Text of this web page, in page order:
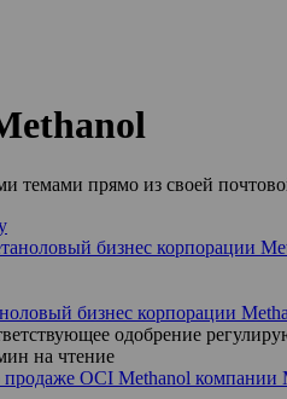
темами прямо из своей
бизнес корпорации
одобрение
на чтение